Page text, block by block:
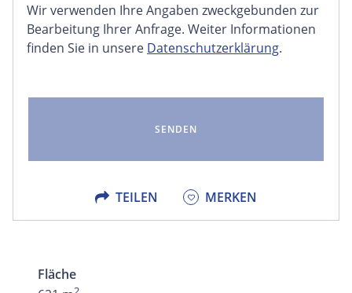
Wir verwenden Ihre Angaben zweckgebunden zur
Bearbeitung Ihrer Anfrage. Weiter Informationen
finden Sie in unsere Datenschutzerklärung.
TEILEN
FACEBOOK
X
MERKEN
Fläche